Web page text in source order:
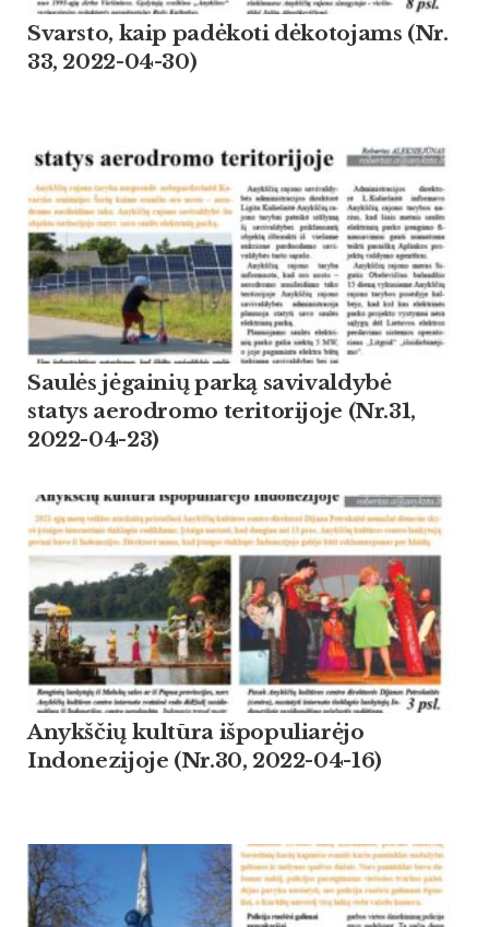
Svarsto, kaip padėkoti dėkotojams (Nr.
33, 2022-04-30)
Saulės jėgainių parką savivaldybė
statys aerodromo teritorijoje (Nr.31,
2022-04-23)
Anykščių kultūra išpopuliarėjo
Indonezijoje (Nr.30, 2022-04-16)